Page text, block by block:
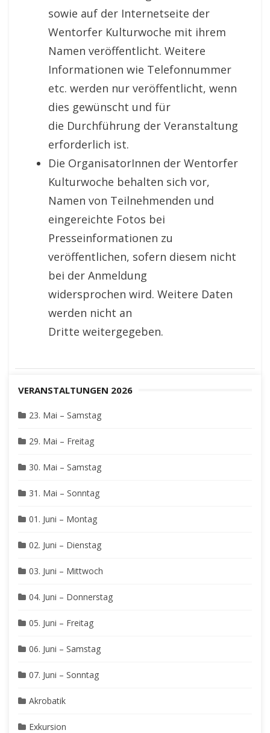
sowie auf der Internetseite der
Wentorfer Kulturwoche mit ihrem
Namen veröffentlicht. Weitere
Informationen wie Telefonnummer
etc. werden nur veröffentlicht, wenn
dies gewünscht und für
die Durchführung der Veranstaltung
erforderlich ist.
Die OrganisatorInnen der Wentorfer
Kulturwoche behalten sich vor,
Namen von Teilnehmenden und
eingereichte Fotos bei
Presseinformationen zu
veröffentlichen, sofern diesem nicht
bei der Anmeldung
widersprochen wird. Weitere Daten
werden nicht an
Dritte weitergegeben.
VERANSTALTUNGEN 2026
23. Mai – Samstag
29. Mai – Freitag
30. Mai – Samstag
31. Mai – Sonntag
01. Juni – Montag
02. Juni – Dienstag
03. Juni – Mittwoch
04. Juni – Donnerstag
05. Juni – Freitag
06. Juni – Samstag
07. Juni – Sonntag
Akrobatik
Exkursion